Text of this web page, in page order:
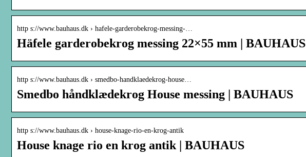
http s://www.bauhaus.dk › hafele-garderobekrog-messing-…
Häfele garderobekrog messing 22×55 mm | BAUHAUS
http s://www.bauhaus.dk › smedbo-handklaedekrog-house…
Smedbo håndklædekrog House messing | BAUHAUS
http s://www.bauhaus.dk › house-knage-rio-en-krog-antik
House knage rio en krog antik | BAUHAUS